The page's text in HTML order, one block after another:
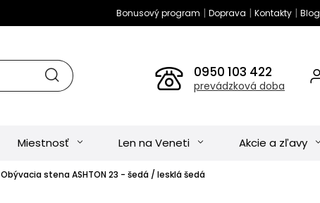
Bonusový program | Doprava | Kontakty| Blog
0950 103 422
prevádzková doba
Miestnosť Len na Veneti Akcie a zľavy
Obývacia stena ASHTON 23 - šedá / lesklá šedá